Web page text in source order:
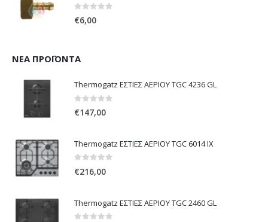
€6,00
ΝΈΑ ΠΡΟΪΌΝΤΑ
Thermogatz ΕΣΤΙΕΣ ΑΕΡΙΟΥ TGC 4236 GL
€147,00
Thermogatz ΕΣΤΙΕΣ ΑΕΡΙΟΥ TGC 6014 IX
€216,00
Thermogatz ΕΣΤΙΕΣ ΑΕΡΙΟΥ TGC 2460 GL